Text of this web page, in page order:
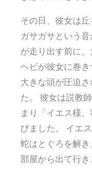
その日、彼女は
ガサガサという
が走り出す前に
ヘビが彼女に巻
大きな頭が圧迫
た。 彼女は説教
まり「イエス様
びました。 イエ
蛇はとぐろを解
部屋から出て行き